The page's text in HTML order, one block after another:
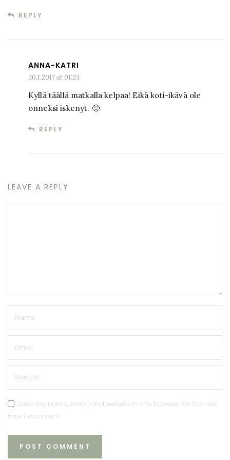
REPLY
ANNA-KATRI
30.1.2017 at 01:23
Kyllä täällä matkalla kelpaa! Eikä koti-ikävä ole
onneksi iskenyt. 🙂
REPLY
LEAVE A REPLY
Save my name, email, and website in this browser for the next
time I comment.